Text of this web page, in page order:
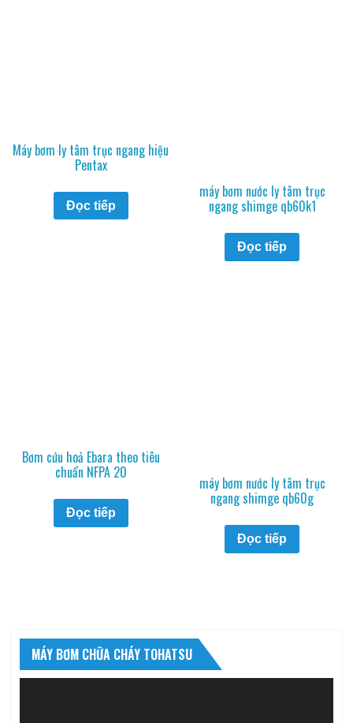
Máy bơm ly tâm trục ngang hiệu
Pentax
Đọc tiếp
máy bơm nước ly tâm trục
ngang shimge qb60k1
Đọc tiếp
Bơm cứu hoả Ebara theo tiêu
chuẩn NFPA 20
Đọc tiếp
máy bơm nước ly tâm trục
ngang shimge qb60g
Đọc tiếp
MÁY BƠM CHỮA CHÁY TOHATSU